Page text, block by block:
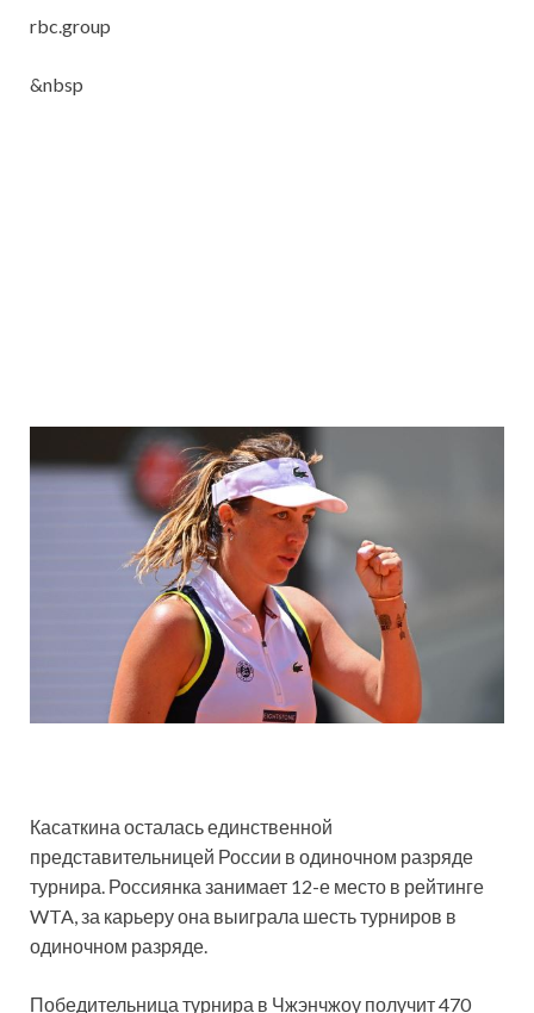
rbc.group
&nbsp
Касаткина осталась единственной
представительницей России в одиночном разряде
турнира. Россиянка занимает 12-е место в рейтинге
WTA, за карьеру она выиграла шесть турниров в
одиночном разряде.
Победительница турнира в Чжэнчжоу получит 470